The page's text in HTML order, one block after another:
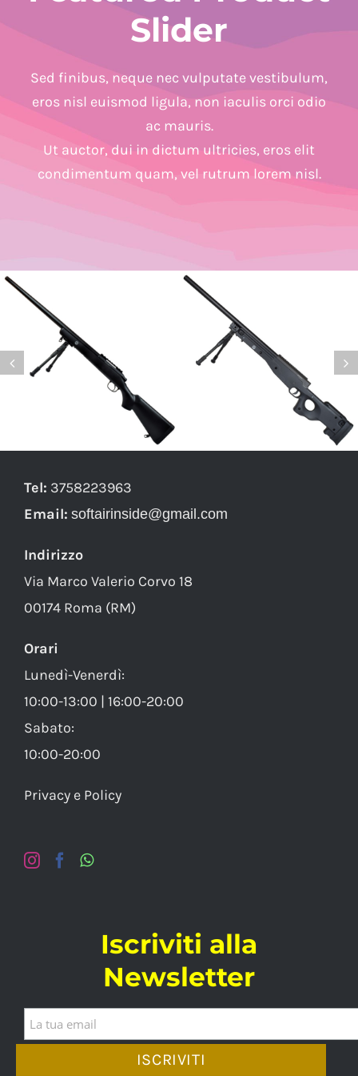
Slider
Sed finibus, neque nec vulputate vestibulum,
eros nisl euismod ligula, non iaculis orci odio
ac mauris.
Ut auctor, dui in dictum ultricies, eros elit
condimentum quam, vel rutrum lorem nisl.
WELL FUCILE SNIPER
NERO (MB03BB)
WELL FUCILE SNIPER
Tel: 3758223963
Email: softairinside@gmail.com
Indirizzo
Via Marco Valerio Corvo 18
00174 Roma (RM)
Orari
Lunedì-Venerdì:
10:00-13:00 | 16:00-20:00
Sabato:
10:00-20:00
Privacy e Policy
Iscriviti alla
Newsletter